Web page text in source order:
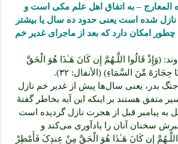
المعارج – به اتفاق اهل علم مکی است و
شده است یعنی حدود ده سال یا بیشتر
امکان دارد که بعد از ماجرای غدیر خم
(وَإِذْ قَالُوا اللَّـهُمَّ إِن کَانَ هَـٰذَا هُوَ الْحَقَّ
مِّنَ السَّمَاءِ) (الأنفال: ۳۲).
جنگ بدر، یعنی سال‌ها پیش از غدیر خم نازل
متفق هستند بر اینکه این آیه بخاطر گفتۀ
به پیامبر قبل از هجرت نازل گردیده است
سخنان آنان را یادآوری می‌کند و
اللَّـهُمَّ إِن کَانَ هَـٰذَا هُوَ الْحَقَّ مِنْ عِندِکَ فَأَمْطِرْ